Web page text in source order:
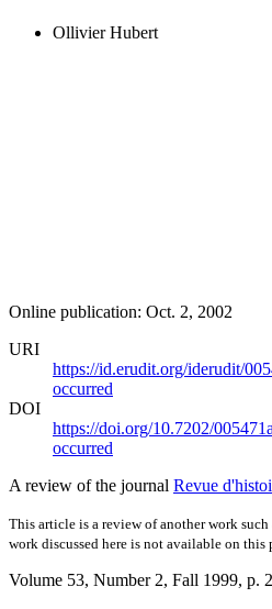
Ollivier Hubert
Online publication: Oct. 2, 2002
URI
https://id.erudit.org/iderudit/
occurred
DOI
https://doi.org/10.7202/
occurred
A review of the journal Revue
This article is a review of another work
work discussed here is not available on this
Volume 53, Number 2, Fall 1999, p.